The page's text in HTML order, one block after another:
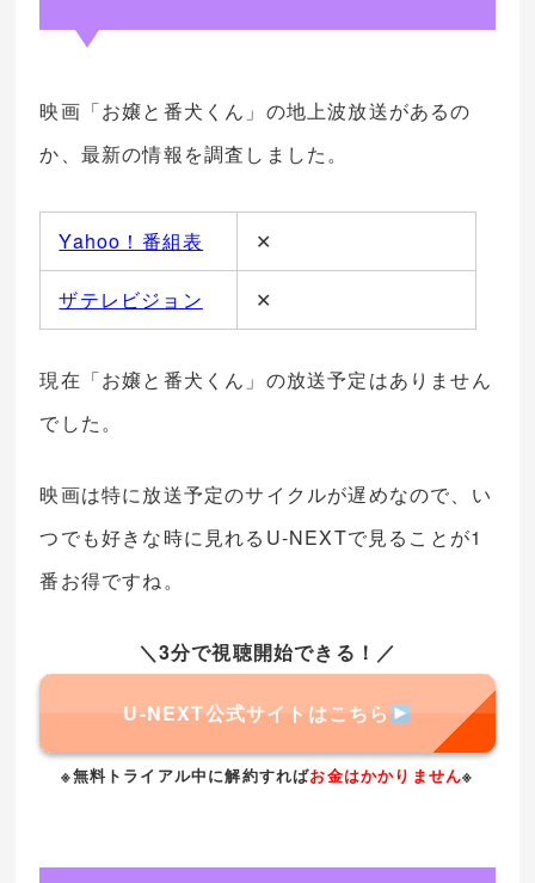
映画「お嬢と番犬くん」の地上波放送があるの
か、最新の情報を調査しました。
Yahoo！番組表 ✕
ザテレビジョン ✕
現在「お嬢と番犬くん」の放送予定はありません
でした。
映画は特に放送予定のサイクルが遅めなので、い
つでも好きな時に見れるU-NEXTで見ることが1
番お得ですね。
＼3分で視聴開始できる！／
U-NEXT公式サイトはこちら
※無料トライアル中に解約すればお金はかかりません※